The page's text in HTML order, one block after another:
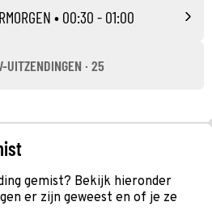
• 00:30 - 01:00
UITZENDINGEN · 25
gemist? Bekijk hieronder
er zijn geweest en of je ze